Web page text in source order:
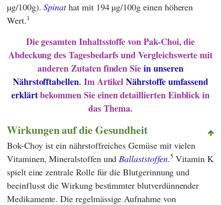
µg/100g).Spinathat mit 194 µg/100g einen höheren
Wert.1
Die gesamten Inhaltsstoffe von Pak-Choi, die
Abdeckung des Tagesbedarfs und Vergleichswerte mit
anderen Zutaten finden Siein unseren
Nährstofftabellen. Im ArtikelNährstoffe umfassend
erklärtbekommen Sie einen detaillierten Einblick in
das Thema.
Wirkungen auf die Gesundheit
Bok-Choy ist ein nährstoffreiches Gemüse mit vielen
Vitaminen, Mineralstoffen undBallaststoffen.5 Vitamin K
spielt eine zentrale Rolle für die Blutgerinnung und
beeinflusst die Wirkung bestimmter blutverdünnender
Medikamente. Die regelmässige Aufnahme von